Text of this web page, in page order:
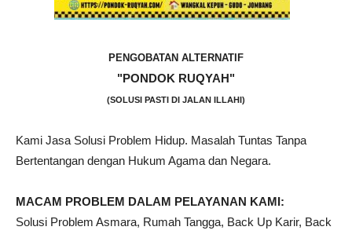
PENGOBATAN ALTERNATIF
"PONDOK RUQYAH"
(SOLUSI PASTI DI JALAN ILLAHI)
Kami Jasa Solusi Problem Hidup. Masalah Tuntas Tanpa
Bertentangan dengan Hukum Agama dan Negara.
MACAM PROBLEM DALAM PELAYANAN KAMI:
Solusi Problem Asmara, Rumah Tangga, Back Up Karir, Back